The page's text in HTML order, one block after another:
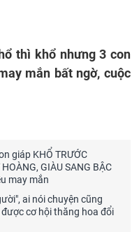
thì khổ nhưng 3 con
mắn bất ngờ, cuộc
giáp KHỔ TRƯỚC
GIÀU SANG BẬC
may mắn
ai nói chuyện cũng
cơ hội thăng hoa đổi